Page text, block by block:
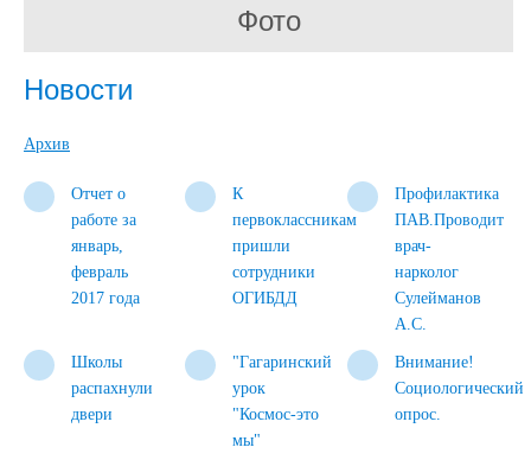
Фото
Новости
Архив
Отчет о
работе за
январь,
февраль
2017 года
К
первоклассникам
пришли
сотрудники
ОГИБДД
Профилактика
ПАВ.Проводит
врач-
нарколог
Сулейманов
А.С.
Школы
распахнули
двери
"Гагаринский
урок
"Космос-это
мы"
Внимание!
Социологический
опрос.